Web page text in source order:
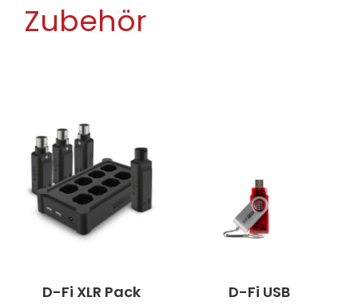
Zubehör
D-Fi XLR Pack D-Fi USB